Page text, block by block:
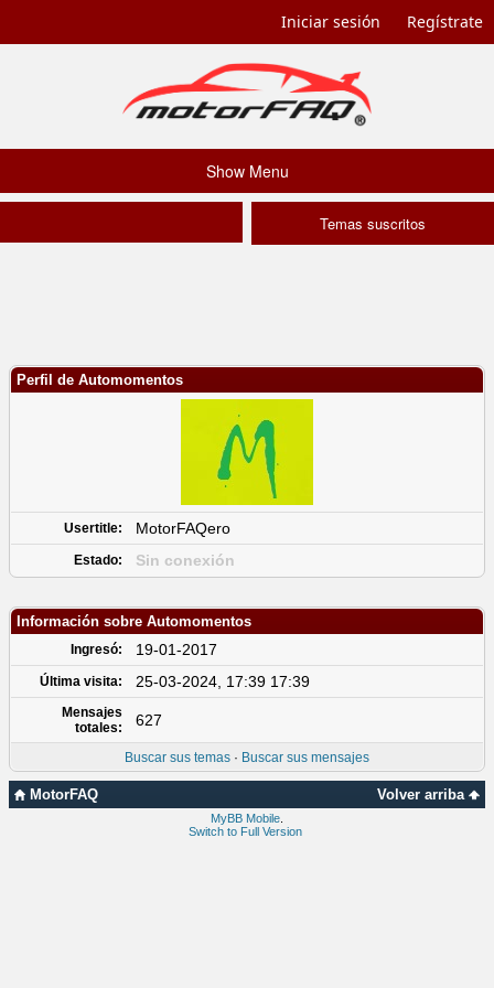
Iniciar sesión Regístrate
Show Menu
Temas suscritos
Perfil de Automomentos
Usertitle: MotorFAQero
Estado: Sin conexión
Información sobre Automomentos
Ingresó: 19-01-2017
Última visita: 25-03-2024, 17:39 17:39
Mensajes
totales:
627
Buscar sus temas · Buscar sus mensajes
Volver arriba
MotorFAQ
MyBB Mobile
Switch to Full Version